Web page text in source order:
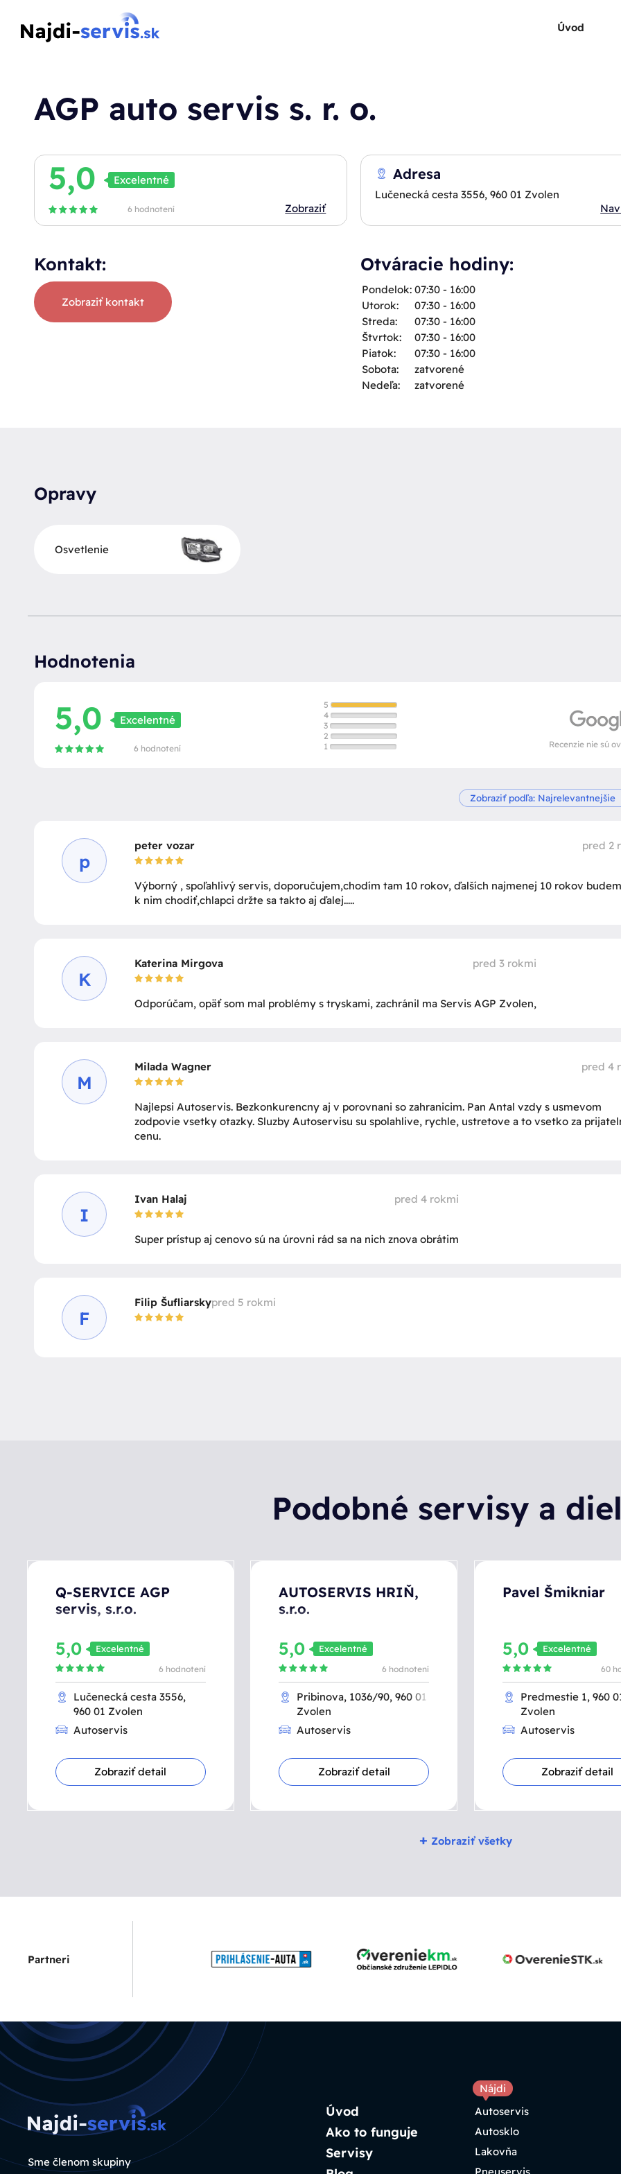
Úvod
AGP auto servis s. r. o.
5,0
Excelentné
6 hodnotení Zobraziť
Adresa
Lučenecká cesta 3556, 960 01 Zvolen
Kontakt:
Zobraziť kontakt
Otváracie hodiny:
Pondelok: 07:30 - 16:00
Utorok:
07:30 - 16:00
Streda:
07:30 - 16:00
Štvrtok:
07:30 - 16:00
Piatok:
07:30 - 16:00
Sobota:
zatvorené
Nedeľa:
zatvorené
Opravy
Osvetlenie
Hodnotenia
5,0 Excelentné
6 hodnotení
5
4
3
2
1
Recenzie nie sú
p
peter vozar pred 2
Výborný , spoľahlivý servis, doporučujem,chodím tam 10 rokov, ďalších najmenej 10 rokov
k nim chodiť,chlapci držte sa takto aj ďalej.....
K
Katerina Mirgova pred 3 rokmi
Odporúčam, opäť som mal problémy s tryskami, zachránil ma Servis AGP Zvolen,
M
Milada Wagner pred 4
Najlepsi Autoservis. Bezkonkurencny aj v porovnani so zahranicim. Pan Antal vzdy s usmevom
zodpovie vsetky otazky. Sluzby Autoservisu su spolahlive, rychle, ustretove a to vsetko za
cenu.
I
Ivan Halaj pred 4 rokmi
Super prístup aj cenovo sú na úrovni rád sa na nich znova obrátim
F
Filip Šufliarskypred 5 rokmi
Podobné servisy a
Q-SERVICE AGP
servis, s.r.o.
5,0 Excelentné
6 hodnotení
Lučenecká cesta 3556,
960 01 Zvolen
Autoservis
Zobraziť detail
AUTOSERVIS HRIŇ,
s.r.o.
5,0 Excelentné
6 hodnotení
Pribinova, 1036/90, 960 01
Zvolen
Autoservis
Zobraziť detail
Pavel Šmikniar
5,0 Excelentné
60
Predmestie 1, 960
Zvolen
Autoservis
Zobraziť detail
+ Zobraziť všetky
Partneri
Sme členom skupiny
Úvod
Ako to funguje
Servisy
Nájdi
Autoservis
Autosklo
Lakovňa